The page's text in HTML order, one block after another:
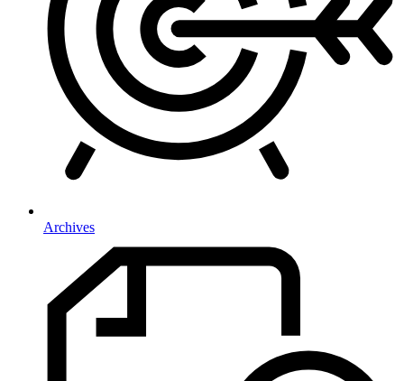
Archives